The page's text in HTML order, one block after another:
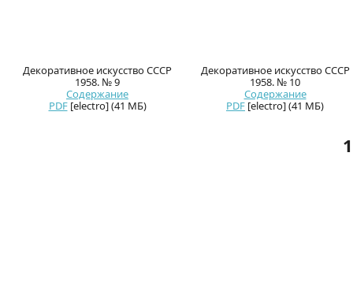
Декоративное искусство СССР
1958. № 9
Содержание
PDF[electro] (41 МБ)
Декоративное искусство СССР
1958. № 10
Содержание
PDF [electro] (41 МБ)